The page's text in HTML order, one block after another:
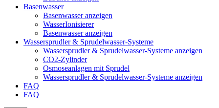
Basenwasser
Basenwasser anzeigen
WasserIonisierer
Basenwasser anzeigen
Wassersprudler & Sprudelwasser‑Systeme
Wassersprudler & Sprudelwasser‑Systeme anzeigen
CO2-Zylinder
Osmoseanlagen mit Sprudel
Wassersprudler & Sprudelwasser‑Systeme anzeigen
FAQ
FAQ